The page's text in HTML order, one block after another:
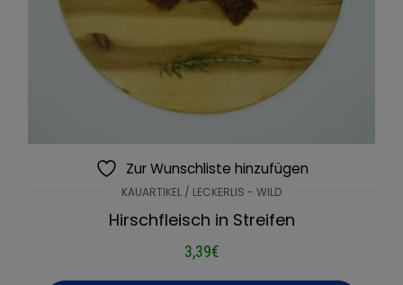
Zur Wunschliste hinzufügen
KAUARTIKEL / LECKERLIS - WILD
Hirschfleisch in Streifen
3,39€